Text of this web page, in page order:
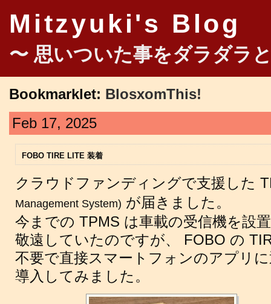
Mitzyuki's Blog
〜 思いついた事をダラダラ
Bookmarklet: BlosxomThis!
Feb 17, 2025
FOBO TIRE LITE 装着
クラウドファンディングで支援した
Management System) が届きました。
今までの TPMS は車載の受信機を設
敬遠していたのですが、 FOBO の
不要で直接スマートフォンのアプリ
導入してみました。